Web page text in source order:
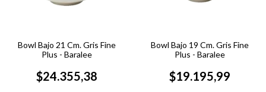
Bowl Bajo 21 Cm. Gris Fine
Plus - Baralee
$24.355,38
Bowl Bajo 19 Cm. Gris Fine
Plus - Baralee
$19.195,99